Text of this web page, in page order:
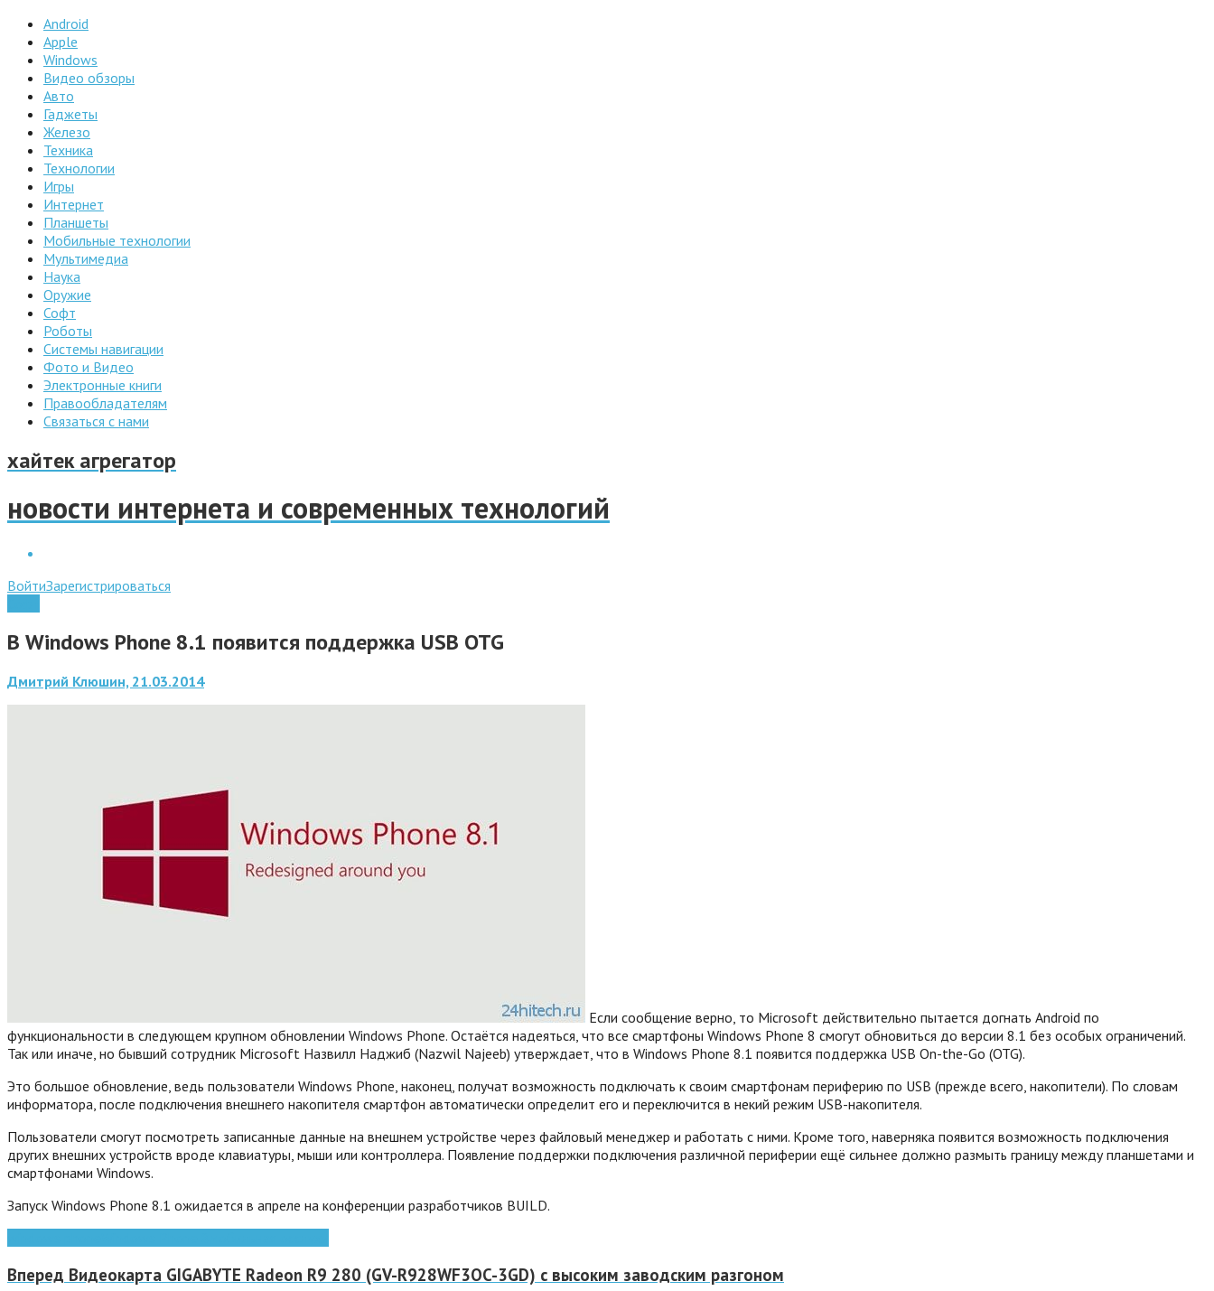
Android
Apple
Windows
Видео обзоры
Авто
Гаджеты
Железо
Техника
Технологии
Игры
Интернет
Планшеты
Мобильные технологии
Мультимедиа
Наука
Оружие
Софт
Роботы
Системы навигации
Фото и Видео
Электронные книги
Правообладателям
Связаться с нами
хайтек агрегатор
новости интернета и современных технологий
ВойтиЗарегистрироваться
В Windows Phone 8.1 появится поддержка USB OTG
Дмитрий Клюшин, 21.03.2014
Если сообщение верно, то Microsoft действительно пытается догнать Android по
функциональности в следующем крупном обновлении Windows Phone. Остаётся надеяться, что все смартфоны Windows Phone 8 смогут обновиться до версии 8.1 без особых ограничений.
Так или иначе, но бывший сотрудник Microsoft Назвилл Наджиб (Nazwil Najeeb) утверждает, что в Windows Phone 8.1 появится поддержка USB On-the-Go (OTG).
Это большое обновление, ведь пользователи Windows Phone, наконец, получат возможность подключать к своим смартфонам периферию по USB (прежде всего, накопители). По словам
информатора, после подключения внешнего накопителя смартфон автоматически определит его и переключится в некий режим USB-накопителя.
Пользователи смогут посмотреть записанные данные на внешнем устройстве через файловый менеджер и работать с ними. Кроме того, наверняка появится возможность подключения
других внешних устройств вроде клавиатуры, мыши или контроллера. Появление поддержки подключения различной периферии ещё сильнее должно размыть границу между планшетами и
смартфонами Windows.
Запуск Windows Phone 8.1 ожидается в апреле на конференции разработчиков BUILD.
Вперед Видеокарта GIGABYTE Radeon R9 280 (GV-R928WF3OC-3GD) с высоким заводским разгоном